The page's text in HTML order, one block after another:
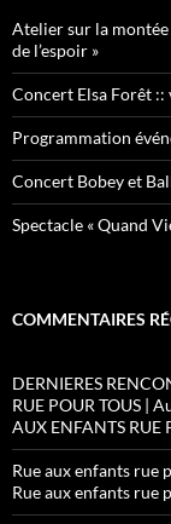
Atelier sur la
de l’espoir »
Concert Elsa Forêt ::
Programmation
Concert Bobey et
Spectacle « Quand
COMMENTAIRES
DERNIERES
RUE POUR TOUS |
AUX ENFANTS RUE
Rue aux enfants rue
Rue aux enfants rue